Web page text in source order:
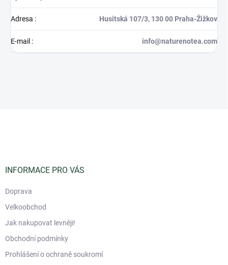
Adresa : Husitská 107/3, 130 00 Praha-Žižkov
E-mail : info@naturenotea.com
INFORMACE PRO VÁS
Doprava
Velkoobchod
Jak nakupovat levněji!
Obchodní podmínky
Prohlášení o ochraně soukromí